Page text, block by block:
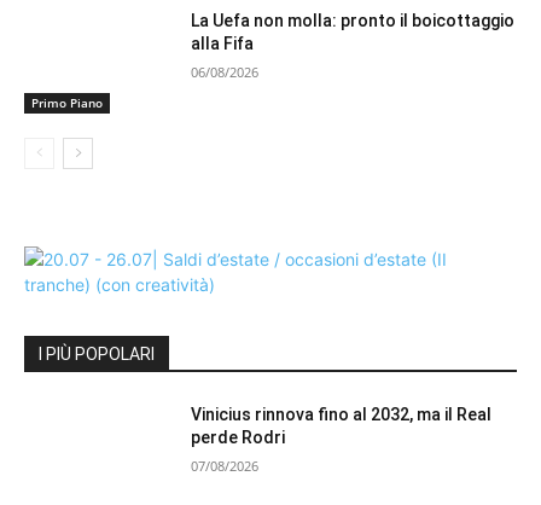
Primo Piano
La Uefa non molla: pronto il boicottaggio
alla Fifa
06/08/2026
I PIÙ POPOLARI
Vinicius rinnova fino al 2032, ma il Real
perde Rodri
07/08/2026